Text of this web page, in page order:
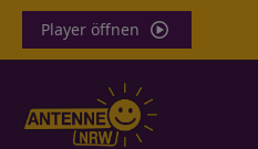
Player öffnen